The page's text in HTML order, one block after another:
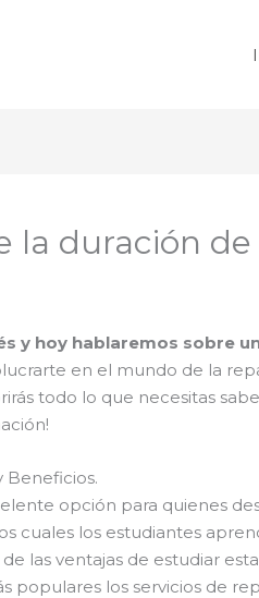
la duración
y hoy hablaremos sobre
en el mundo de la
todo lo que necesitas
Beneficios.
opción para quienes
cuales los estudiantes
las ventajas de estudiar
populares los servicios de